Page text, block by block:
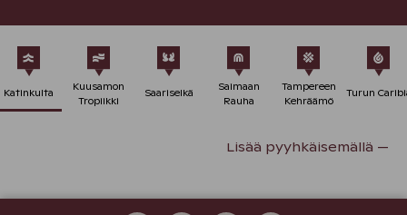
Katinkulta
Kuusamon
Tropiikki
Saariselkä
Saimaan
Rauha
Tampereen
Kehräämö
Turun
Lisää pyyhkäisemällä —